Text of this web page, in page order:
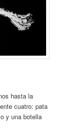
hasta la
cuatro: pata
y una botella